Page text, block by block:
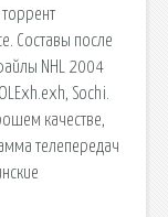
Составы после
NHL 2004
Sochi.
качестве,
телепередач